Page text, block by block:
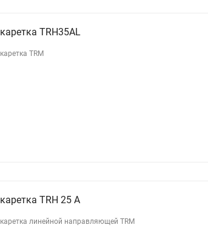
каретка TRH35AL
каретка TRM
каретка TRH 25 A
каретка линейной направляющей TRM